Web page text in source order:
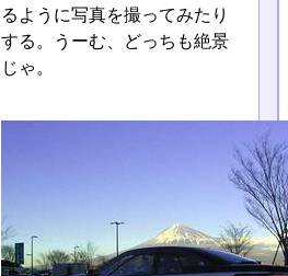
るように写真を撮ってみたり
する。うーむ、どっちも絶景
じゃ。